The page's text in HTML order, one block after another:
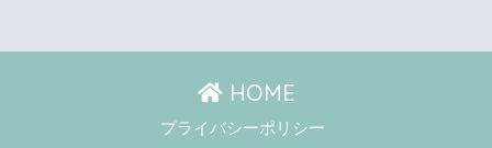
HOME
プライバシーポリシー